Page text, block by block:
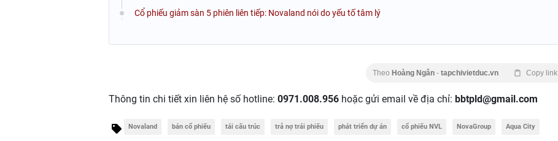
Cổ phiếu giảm sàn 5 phiên liên tiếp: Novaland nói do yếu tố tâm lý
Theo Hoàng Ngân - tapchivietduc.vn Copy link
Thông tin chi tiết xin liên hệ số hotline: 0971.008.956 hoặc gửi email về địa chỉ: bbtpld@gmail.com
Novaland bán cổ phiếu tái cấu trúc trả nợ trái phiếu phát triển dự án cổ phiếu NVL NovaGroup Aqua City